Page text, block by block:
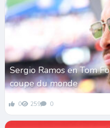
Sergio Ramos en Tom
coupe du monde
0 259 0